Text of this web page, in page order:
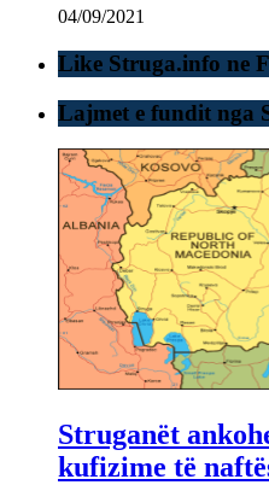
04/09/2021
Like Struga.info ne
Lajmet e fundit nga
Struganët
kufizime të